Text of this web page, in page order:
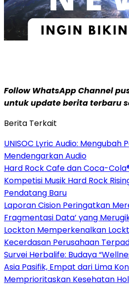
Follow WhatsApp Channel
untuk update berita terbaru
Berita Terkait
UNISOC Lyric Audio: Mengubah
Mendengarkan Audio
Hard Rock Cafe dan Coca-
Kompetisi Musik Hard Rock
Pendatang Baru
Laporan Cision Peringatkan
Fragmentasi Data’ yang
Lockton Memperkenalkan
Kecerdasan Perusahaan
Survei Herbalife: Budaya
Asia Pasifik, Empat dari Lima
Memprioritaskan Kesehatan